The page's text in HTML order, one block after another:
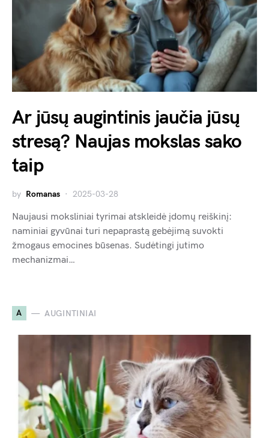
Ar jūsų augintinis jaučia jūsų
stresą? Naujas mokslas sako
taip
by Romanas 2025-03-28
Naujausi moksliniai tyrimai atskleidė įdomų reiškinį:
naminiai gyvūnai turi nepaprastą gebėjimą suvokti
žmogaus emocines būsenas. Sudėtingi jutimo
mechanizmai…
A AUGINTINIAI